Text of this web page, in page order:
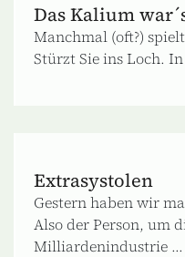
Das Kalium
Manchmal (oft?)
Stürzt Sie ins Loch.
Extrasystolen
Gestern haben wir
Also der Person, um
Milliardenindustrie ...